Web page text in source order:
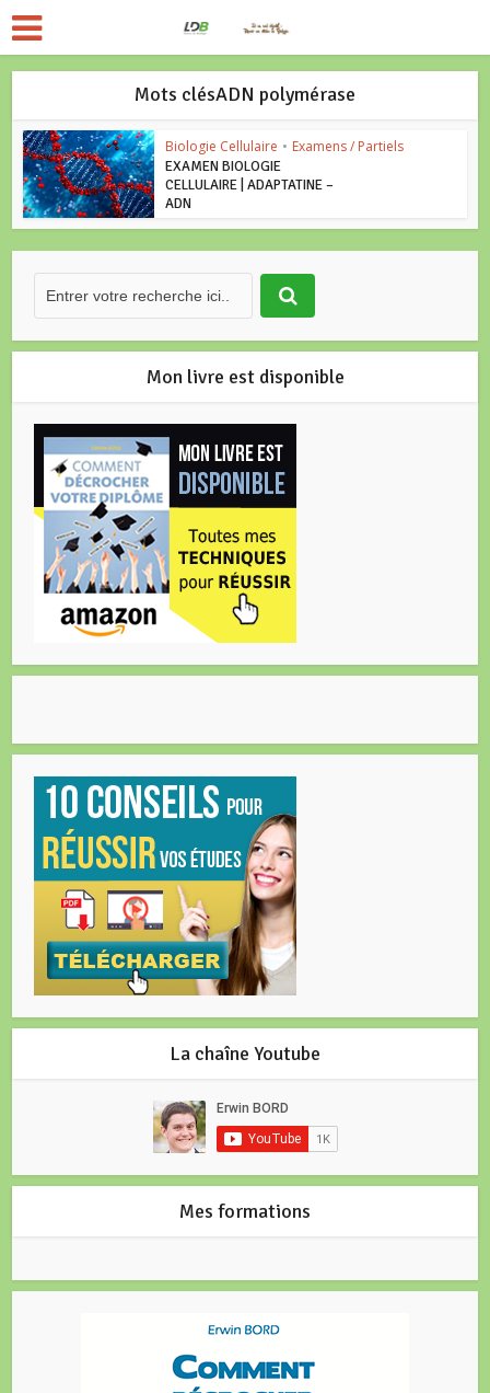
Mots clésADN polymérase
Biologie Cellulaire • Examens / Partiels
EXAMEN BIOLOGIE
CELLULAIRE | ADAPTATINE –
ADN
Mon livre est disponible
La chaîne Youtube
Mes formations